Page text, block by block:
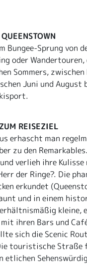
Bungee-Sprung von
oder
Sommers,
Juni und
REISEZIEL
erhascht man
zu den
verlieh ihre
der Ringe?. Die
erkundet
und in einem
kleine,
ihren Bars und
sich die Scenic
touristische
etlichen